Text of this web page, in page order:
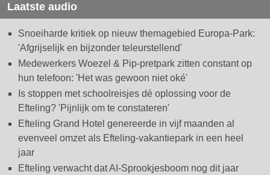
Laatste audio
Snoeiharde kritiek op nieuw themagebied Europa-Park:
'Afgrijselijk en bijzonder teleurstellend'
Medewerkers Woezel & Pip-pretpark zitten constant op
hun telefoon: 'Het was gewoon niet oké'
Is stoppen met schoolreisjes dé oplossing voor de
Efteling? 'Pijnlijk om te constateren'
Efteling Grand Hotel genereerde in vijf maanden al
evenveel omzet als Efteling-vakantiepark in een heel
jaar
Efteling verwacht dat AI-Sprookjesboom nog dit jaar